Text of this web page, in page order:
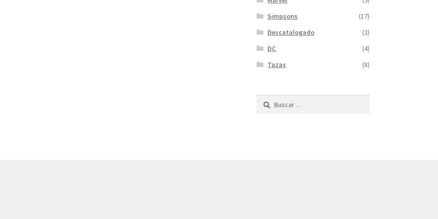
Simpsons
(17)
Descatalogado
(2)
DC
(4)
Tazas
(8)
Buscar: